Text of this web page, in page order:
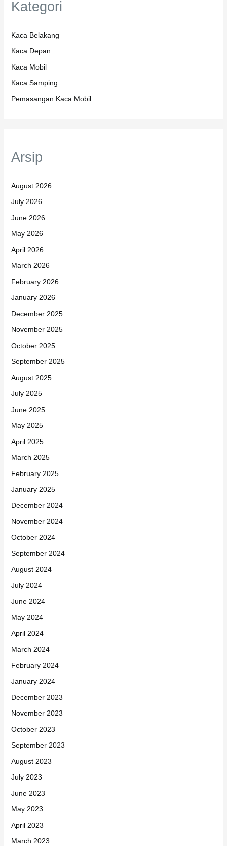
Kategori
Kaca Belakang
Kaca Depan
Kaca Mobil
Kaca Samping
Pemasangan Kaca Mobil
Arsip
August 2026
July 2026
June 2026
May 2026
April 2026
March 2026
February 2026
January 2026
December 2025
November 2025
October 2025
September 2025
August 2025
July 2025
June 2025
May 2025
April 2025
March 2025
February 2025
January 2025
December 2024
November 2024
October 2024
September 2024
August 2024
July 2024
June 2024
May 2024
April 2024
March 2024
February 2024
January 2024
December 2023
November 2023
October 2023
September 2023
August 2023
July 2023
June 2023
May 2023
April 2023
March 2023